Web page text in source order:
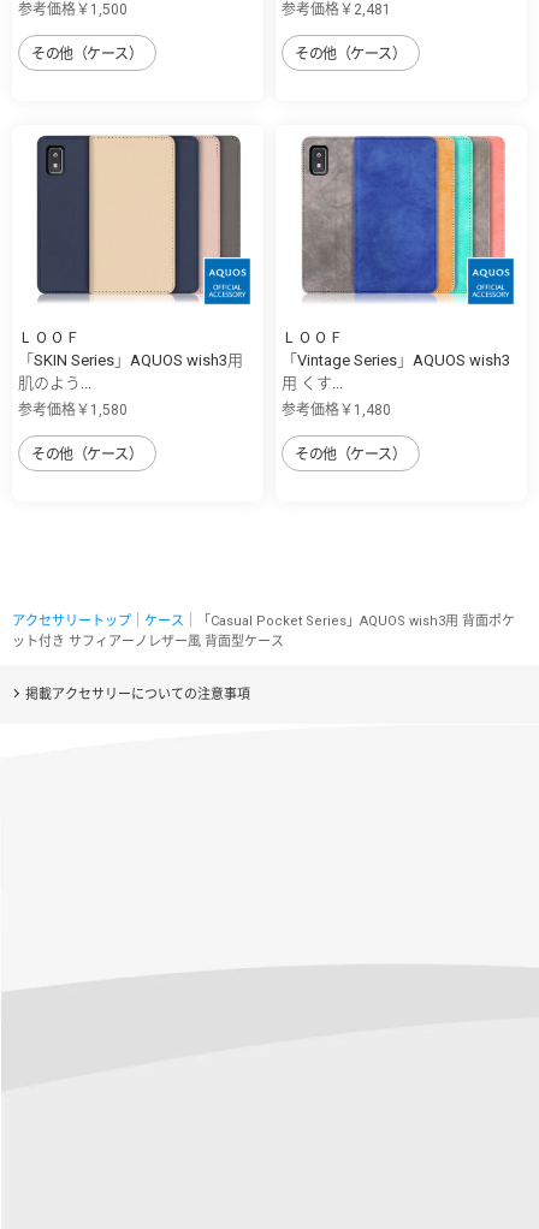
参考価格￥1,500
その他（ケース）
参考価格￥2,481
その他（ケース）
ＬＯＯＦ
「SKIN Series」AQUOS wish3用
肌のよう...
参考価格￥1,580
その他（ケース）
ＬＯＯＦ
「Vintage Series」AQUOS wish3
用 くす...
参考価格￥1,480
その他（ケース）
アクセサリートップ ケース ｜「Casual Pocket Series」AQUOS wish3用 背面ポケ
ット付き サフィアーノレザー風 背面型ケース
掲載アクセサリーについての注意事項